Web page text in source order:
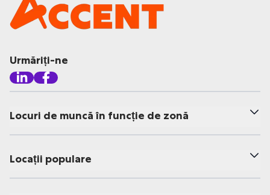
Urmăriți-ne
Locuri de muncă în funcție de zonă
Locații populare